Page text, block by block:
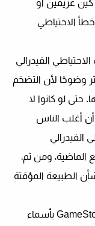
غريفين أو
الاحتياطي
الفيدرالي
وضوحًا لأن التضخم
لو كانوا لا
أن أغلب الناس
الفيدرالي
ومن ثم،
الطبيعة المؤقتة
وأولئك الذين كانوا يأملون في تكرار نجاح GameStop بأسماء